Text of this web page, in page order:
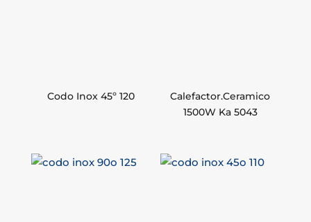
Codo Inox 45º 120
Calefactor.Ceramico
1500W Ka 5043